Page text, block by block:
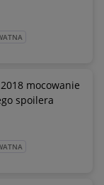
mocowanie
spoilera